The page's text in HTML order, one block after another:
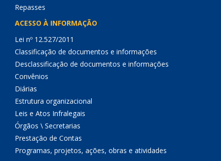
Repasses
ACESSO À INFORMAÇÃO
Lei nº 12.527/2011
Classificação de documentos e informações
Desclassificação de documentos e informações
Convênios
Diárias
Estrutura organizacional
Leis e Atos Infralegais
Órgãos \ Secretarias
Prestação de Contas
Programas, projetos, ações, obras e atividades